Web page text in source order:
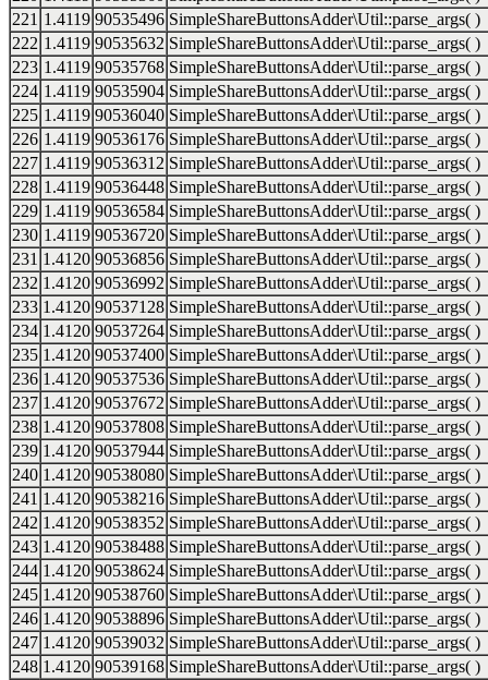
221 1.4119 90535496 SimpleShareButtonsAdder\Util::parse_args( )
222 1.4119 90535632 SimpleShareButtonsAdder\Util::parse_args( )
223 1.4119 90535768 SimpleShareButtonsAdder\Util::parse_args( )
224 1.4119 90535904 SimpleShareButtonsAdder\Util::parse_args( )
225 1.4119 90536040 SimpleShareButtonsAdder\Util::parse_args( )
226 1.4119 90536176 SimpleShareButtonsAdder\Util::parse_args( )
227 1.4119 90536312 SimpleShareButtonsAdder\Util::parse_args( )
228 1.4119 90536448 SimpleShareButtonsAdder\Util::parse_args( )
229 1.4119 90536584 SimpleShareButtonsAdder\Util::parse_args( )
230 1.4119 90536720 SimpleShareButtonsAdder\Util::parse_args( )
231 1.4120 90536856 SimpleShareButtonsAdder\Util::parse_args( )
232 1.4120 90536992 SimpleShareButtonsAdder\Util::parse_args( )
233 1.4120 90537128 SimpleShareButtonsAdder\Util::parse_args( )
234 1.4120 90537264 SimpleShareButtonsAdder\Util::parse_args( )
235 1.4120 90537400 SimpleShareButtonsAdder\Util::parse_args( )
236 1.4120 90537536 SimpleShareButtonsAdder\Util::parse_args( )
237 1.4120 90537672 SimpleShareButtonsAdder\Util::parse_args( )
238 1.4120 90537808 SimpleShareButtonsAdder\Util::parse_args( )
239 1.4120 90537944 SimpleShareButtonsAdder\Util::parse_args( )
240 1.4120 90538080 SimpleShareButtonsAdder\Util::parse_args( )
241 1.4120 90538216 SimpleShareButtonsAdder\Util::parse_args( )
242 1.4120 90538352 SimpleShareButtonsAdder\Util::parse_args( )
243 1.4120 90538488 SimpleShareButtonsAdder\Util::parse_args( )
244 1.4120 90538624 SimpleShareButtonsAdder\Util::parse_args( )
245 1.4120 90538760 SimpleShareButtonsAdder\Util::parse_args( )
246 1.4120 90538896 SimpleShareButtonsAdder\Util::parse_args( )
247 1.4120 90539032 SimpleShareButtonsAdder\Util::parse_args( )
248 1.4120 90539168 SimpleShareButtonsAdder\Util::parse_args( )